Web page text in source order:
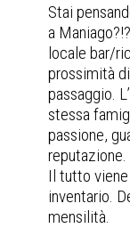
Stai
a
locale bar/
prossimità
passaggio.
stessa
passione,
Il tutto
inventario.
mensilità.